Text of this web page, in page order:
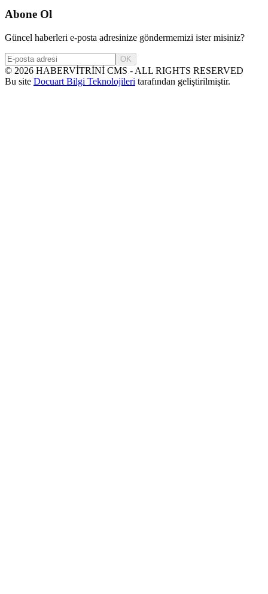
Abone Ol
Güncel haberleri e-posta adresinize göndermemizi ister misiniz?
OK
© 2026 HABERVİTRİNİ CMS - ALL RIGHTS RESERVED
Bu site Docuart Bilgi Teknolojileri tarafından geliştirilmiştir.